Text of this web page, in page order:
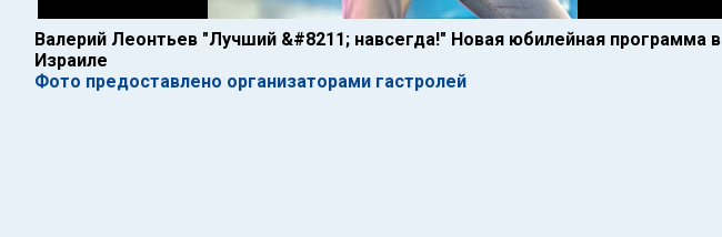
Валерий Леонтьев "Лучший &#8211; навсегда!" Новая юбилейная программа в
Израиле
Фото предоставлено организаторами гастролей